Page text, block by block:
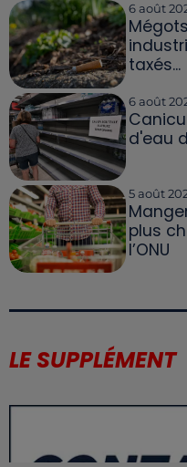
6 août
taxés...
6 août
d'eau
5 août
plus
l’ONU
LE SUPPLÉMENT